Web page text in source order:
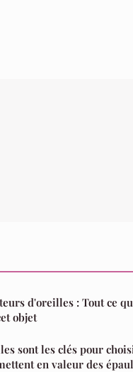
d'oreilles : Tout ce
objet
sont les clés pour
en valeur des